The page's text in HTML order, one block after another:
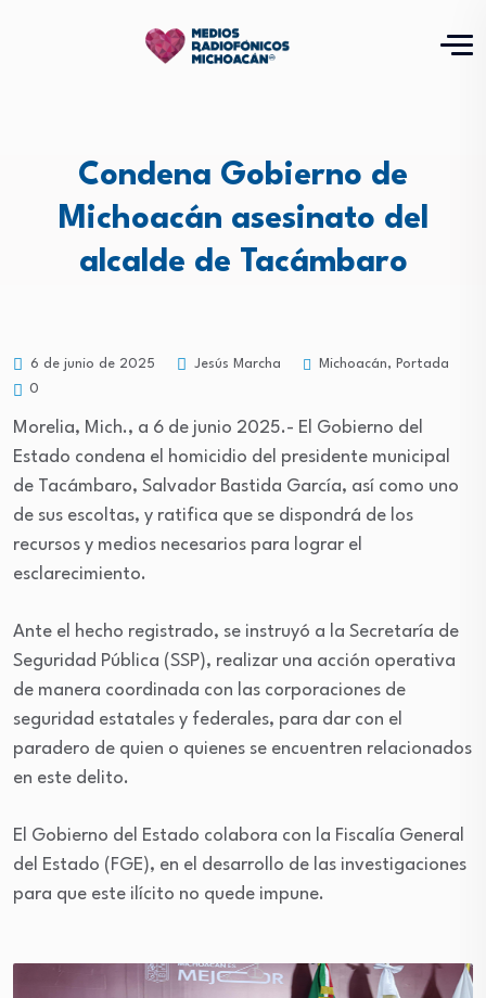
Condena Gobierno de
Michoacán asesinato del
alcalde de Tacámbaro
6 de junio de 2025 Jesús Marcha Michoacán, Portada
0
Morelia, Mich., a 6 de junio 2025.- El Gobierno del
Estado condena el homicidio del presidente municipal
de Tacámbaro, Salvador Bastida García, así como uno
de sus escoltas, y ratifica que se dispondrá de los
recursos y medios necesarios para lograr el
esclarecimiento.
Ante el hecho registrado, se instruyó a la Secretaría de
Seguridad Pública (SSP), realizar una acción operativa
de manera coordinada con las corporaciones de
seguridad estatales y federales, para dar con el
paradero de quien o quienes se encuentren relacionados
en este delito.
El Gobierno del Estado colabora con la Fiscalía General
del Estado (FGE), en el desarrollo de las investigaciones
para que este ilícito no quede impune.